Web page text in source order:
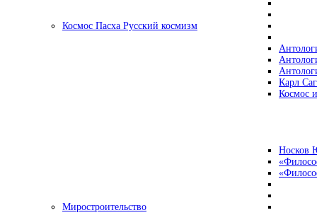
Космос Пасха Русский космизм
Карл
Космос
Носков
Миростроительство